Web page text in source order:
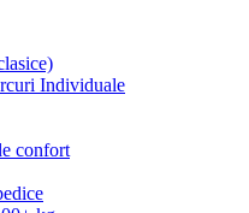
Individuale
confort